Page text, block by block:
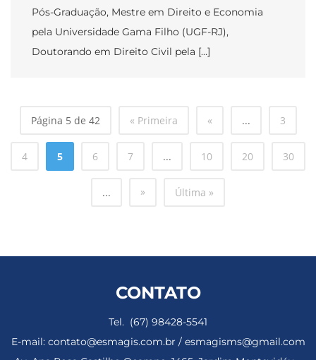
Pós-Graduação, Mestre em Direito e Economia
pela Universidade Gama Filho (UGF-RJ),
Doutorando em Direito Civil pela […]
Página 5 de 42 « Primeira « ... 3
4 5 6 7 ... 10 20 30
... » Última »
CONTATO
Tel. (67) 98428-5541
E-mail: contato@esmagis.com.br / esmagisms@gmail.com